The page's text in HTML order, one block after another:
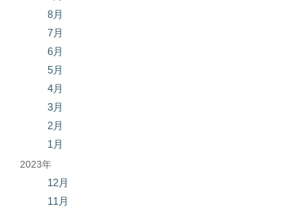
8月
7月
6月
5月
4月
3月
2月
1月
2023年
12月
11月